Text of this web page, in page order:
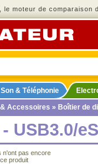
le moteur de comparaison
Son & Téléphonie
Accessoires » Boîtier de
USB3.0/
n'ont pas encore
produit